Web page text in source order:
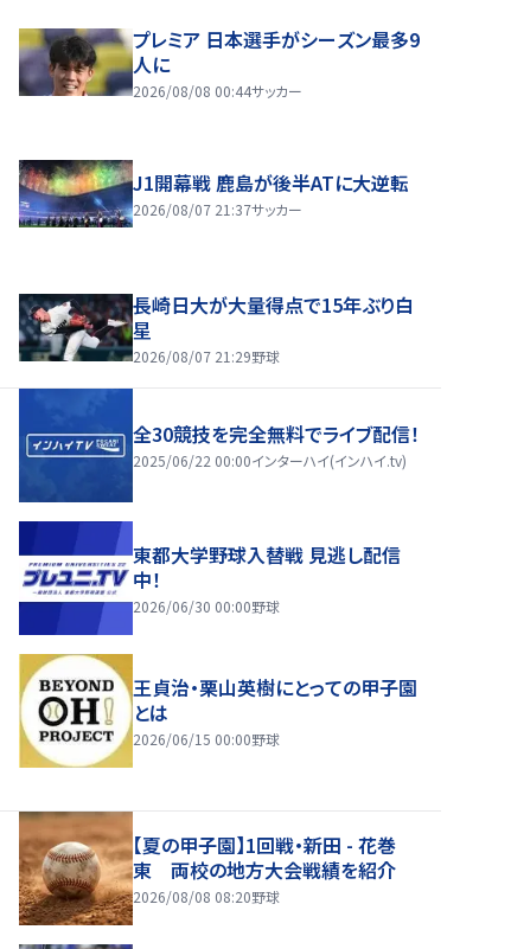
プレミア 日本選手がシーズン最多9
人に
2026/08/08 00:44サッカー
J1開幕戦 鹿島が後半ATに大逆転
2026/08/07 21:37サッカー
長崎日大が大量得点で15年ぶり白
星
2026/08/07 21:29野球
全30競技を完全無料でライブ配信！
2025/06/22 00:00インターハイ(インハイ.tv)
東都大学野球入替戦 見逃し配信
中！
2026/06/30 00:00野球
王貞治・栗山英樹にとっての甲子園
とは
2026/06/15 00:00野球
【夏の甲子園】1回戦・新田 - 花巻
東 両校の地方大会戦績を紹介
2026/08/08 08:20野球